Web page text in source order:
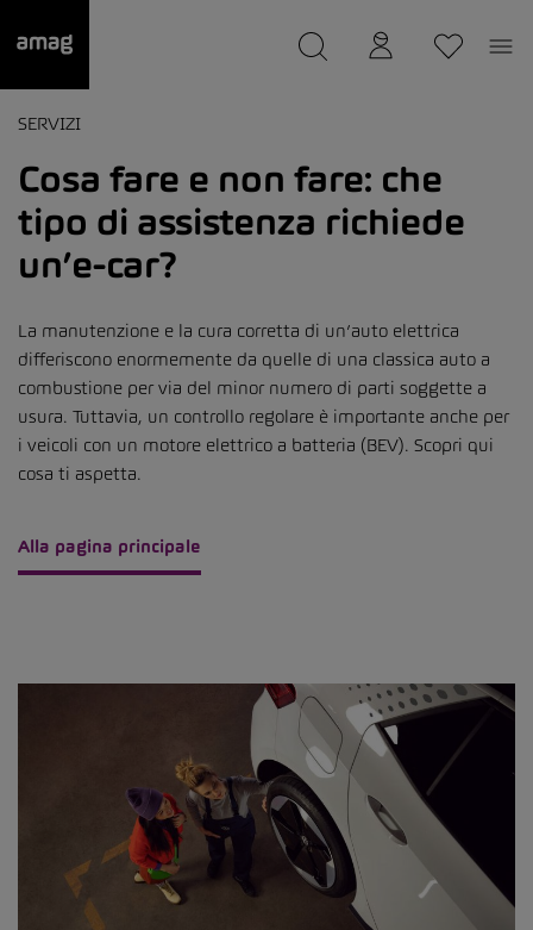
Il suo garage è stato salvato
SERVIZI
Cosa fare e non fare: che
tipo di assistenza richiede
un’e-car?
La manutenzione e la cura corretta di un’auto elettrica
differiscono enormemente da quelle di una classica auto a
combustione per via del minor numero di parti soggette a
usura. Tuttavia, un controllo regolare è importante anche per
i veicoli con un motore elettrico a batteria (BEV). Scopri qui
cosa ti aspetta.
Alla pagina principale